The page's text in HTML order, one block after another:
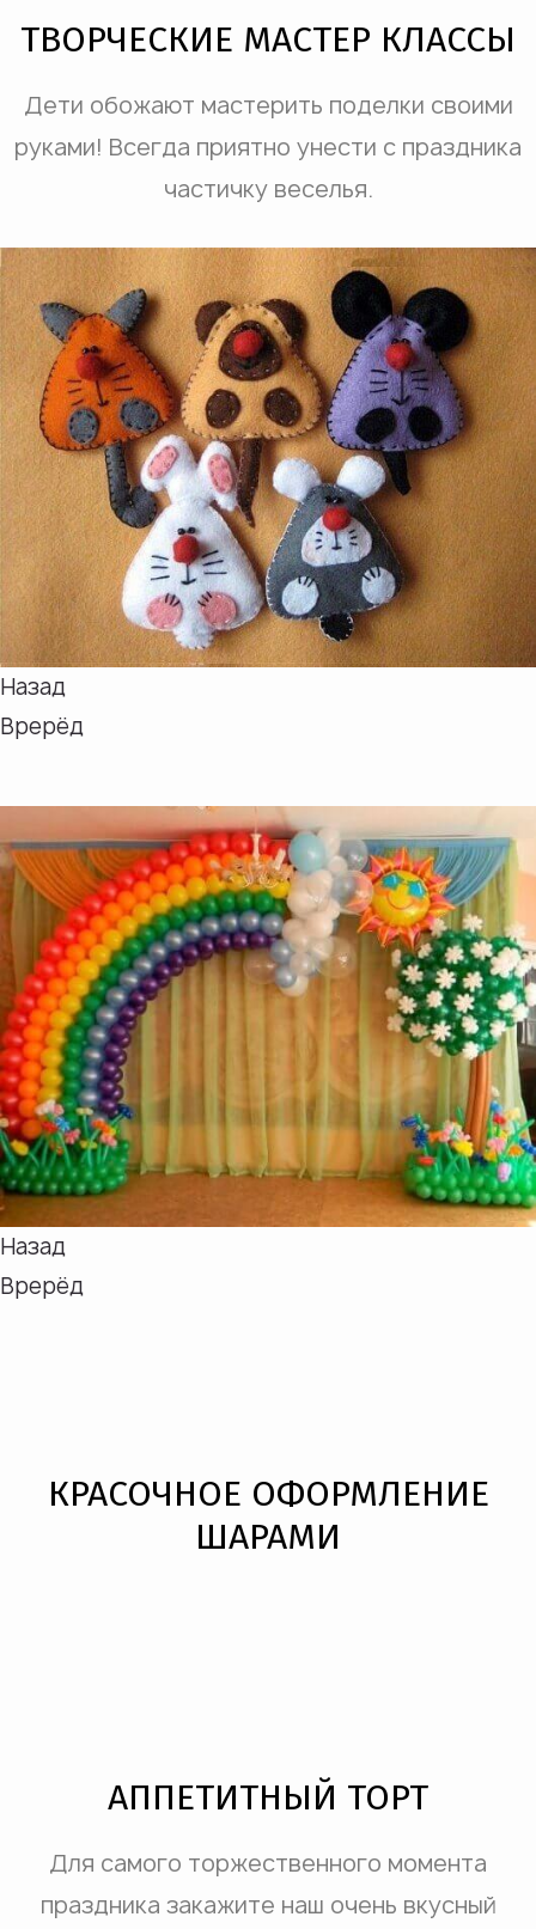
ТВОРЧЕСКИЕ МАСТЕР КЛАССЫ
Дети обожают мастерить поделки своими
руками! Всегда приятно унести с праздника
частичку веселья.
Назад
Врерёд
Назад
Врерёд
КРАСОЧНОЕ ОФОРМЛЕНИЕ
ШАРАМИ
АППЕТИТНЫЙ ТОРТ
Для самого торжественного момента
праздника закажите наш очень вкусный